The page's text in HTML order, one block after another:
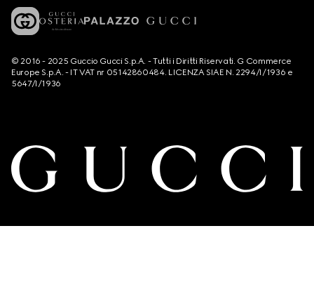
© 2016 - 2025 Guccio Gucci S.p.A. - Tutti i Diritti Riservati. G Commerce
Europe S.p.A. - IT VAT nr 05142860484. LICENZA SIAE N. 2294/I/1936 e
5647/I/1936